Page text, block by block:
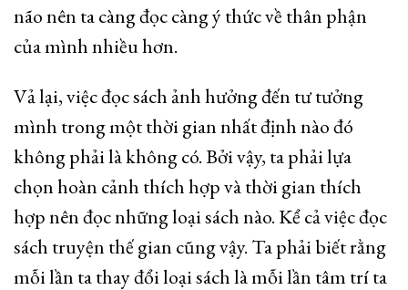
não nên ta càng đọc càng ý thức về thân phận
của mình nhiều hơn.
Vả lại, việc đọc sách ảnh hưởng đến tư tưởng
mình trong một thời gian nhất định nào đó
không phải là không có. Bởi vậy, ta phải lựa
chọn hoàn cảnh thích hợp và thời gian thích
hợp nên đọc những loại sách nào. Kể cả việc đọc
sách truyện thế gian cũng vậy. Ta phải biết rằng
mỗi lần ta thay đổi loại sách là mỗi lần tâm trí ta